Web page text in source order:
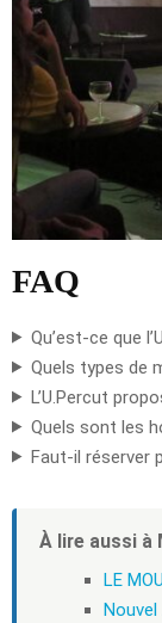
FAQ
Qu’est-ce que
Quels types de
L’U.Percut
Quels sont les
Faut-il réserver
À lire aussi à
LE